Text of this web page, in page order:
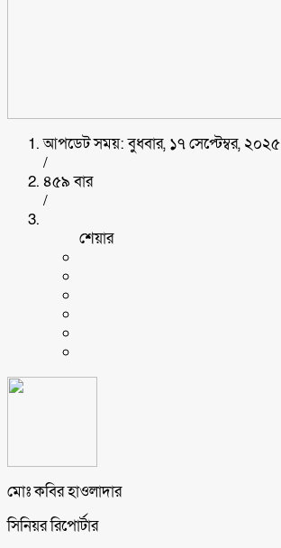
আপডেট সময়: বুধবার, ১৭ সেপ্টেম্বর, ২০২৫
/
৪৫৯ বার
/
শেয়ার
মোঃ কবির হাওলাদার
সিনিয়র রিপোর্টার